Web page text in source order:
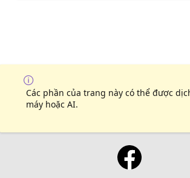
Các phần của trang này có thể được
máy hoặc AI.